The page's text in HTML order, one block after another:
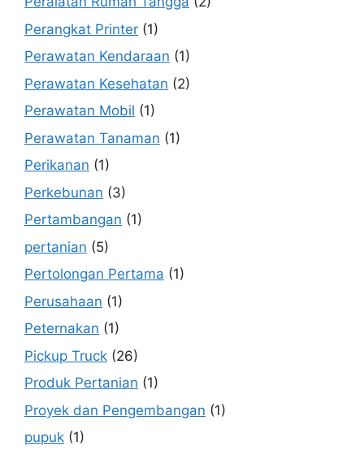
Perangkat Printer (1)
Perawatan Kendaraan (1)
Perawatan Kesehatan (2)
Perawatan Mobil (1)
Perawatan Tanaman (1)
Perikanan (1)
Perkebunan (3)
Pertambangan (1)
pertanian (5)
Pertolongan Pertama (1)
Perusahaan (1)
Peternakan (1)
Pickup Truck (26)
Produk Pertanian (1)
Proyek dan Pengembangan (1)
pupuk (1)